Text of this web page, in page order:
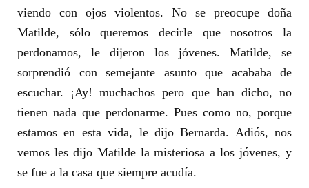
viendo con ojos violentos. No se preocupe doña
Matilde, sólo queremos decirle que nosotros la
perdonamos, le dijeron los jóvenes. Matilde, se
sorprendió con semejante asunto que acababa de
escuchar. ¡Ay! muchachos pero que han dicho, no
tienen nada que perdonarme. Pues como no, porque
estamos en esta vida, le dijo Bernarda. Adiós, nos
vemos les dijo Matilde la misteriosa a los jóvenes, y
se fue a la casa que siempre acudía.